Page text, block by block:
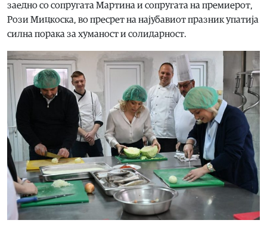
заедно со сопругата Мартина и сопругата на премиерот,
Рози Мицкоска, во пресрет на најубавиот празник упатија
силна порака за хуманост и солидарност.